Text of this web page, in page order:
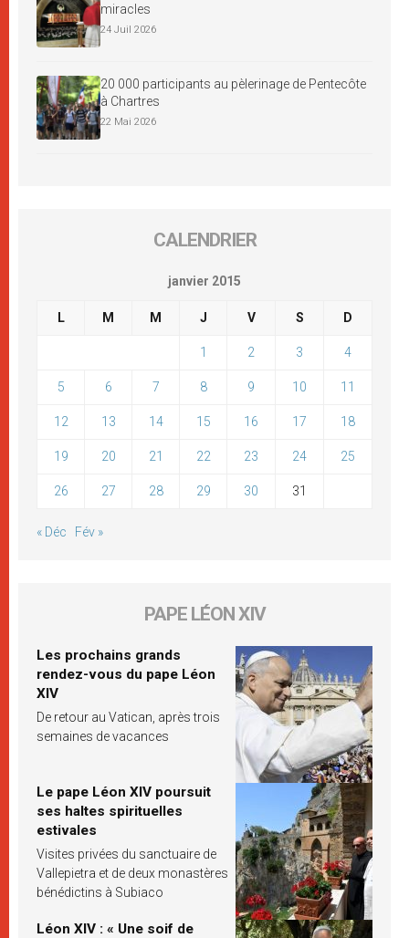
miracles
24 Juil 2026
20 000 participants au pèlerinage de Pentecôte
à Chartres
22 Mai 2026
CALENDRIER
janvier 2015
L M M J V S D
1 2 3 4
5 6 7 8 9 10 11
12 13 14 15 16 17 18
19 20 21 22 23 24 25
26 27 28 29 30 31
« Déc Fév »
PAPE LÉON XIV
Les prochains grands
rendez-vous du pape Léon
XIV
De retour au Vatican, après trois
semaines de vacances
Le pape Léon XIV poursuit
ses haltes spirituelles
estivales
Visites privées du sanctuaire de
Vallepietra et de deux monastères
bénédictins à Subiaco
Léon XIV : « Une soif de